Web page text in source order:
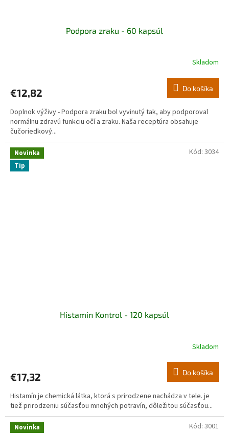
Podpora zraku - 60 kapsúl
Skladom
€12,82 Do košíka
Doplnok výživy - Podpora zraku bol vyvinutý tak, aby podporoval
normálnu zdravú funkciu očí a zraku. Naša receptúra obsahuje
čučoriedkový...
Novinka
Tip
Histamin Kontrol - 120 kapsúl
Skladom
€17,32 Do košíka
Histamín je chemická látka, ktorá s prirodzene nachádza v tele. je
tiež prirodzeniu súčasťou mnohých potravín, dôležitou súčasťou...
Kód: 3034
Novinka
Kód: 3001